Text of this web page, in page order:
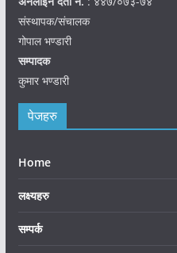
संस्थापक/संचालक
गोपाल भण्डारी
सम्पादक
कुमार भण्डारी
पेजहरु
Home
लक्ष्यहरु
सम्पर्क